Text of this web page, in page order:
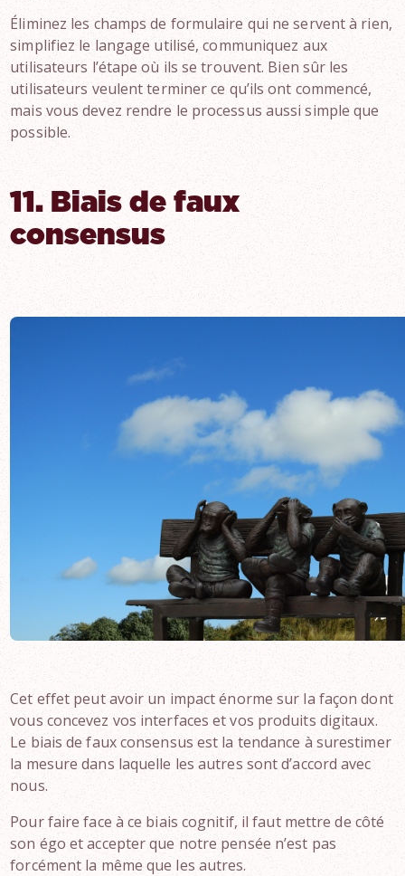
Éliminez les champs de formulaire qui ne servent à rien,
simplifiez le langage utilisé, communiquez aux
utilisateurs l’étape où ils se trouvent. Bien sûr les
utilisateurs veulent terminer ce qu’ils ont commencé,
mais vous devez rendre le processus aussi simple que
possible.
11. Biais de faux
consensus
Cet effet peut avoir un impact énorme sur la façon dont
vous concevez vos interfaces et vos produits digitaux.
Le biais de faux consensus est la tendance à surestimer
la mesure dans laquelle les autres sont d’accord avec
nous.
Pour faire face à ce biais cognitif, il faut mettre de côté
son égo et accepter que notre pensée n’est pas
forcément la même que les autres.